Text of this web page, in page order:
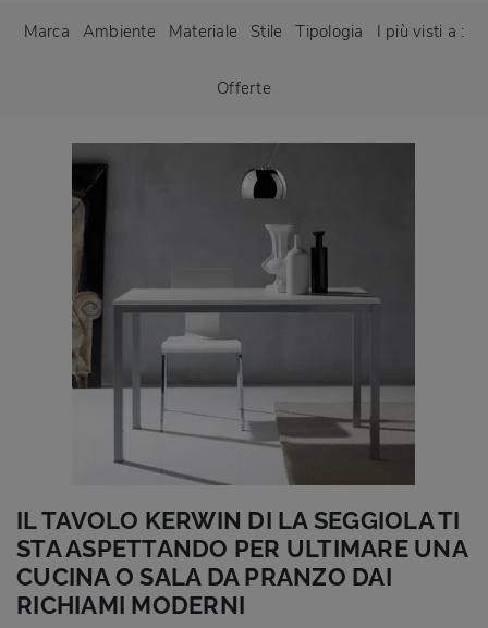
Marca Ambiente Materiale Stile Tipologia I più visti a :
Offerte
IL TAVOLO KERWIN DI LA SEGGIOLA TI
STA ASPETTANDO PER ULTIMARE UNA
CUCINA O SALA DA PRANZO DAI
RICHIAMI MODERNI